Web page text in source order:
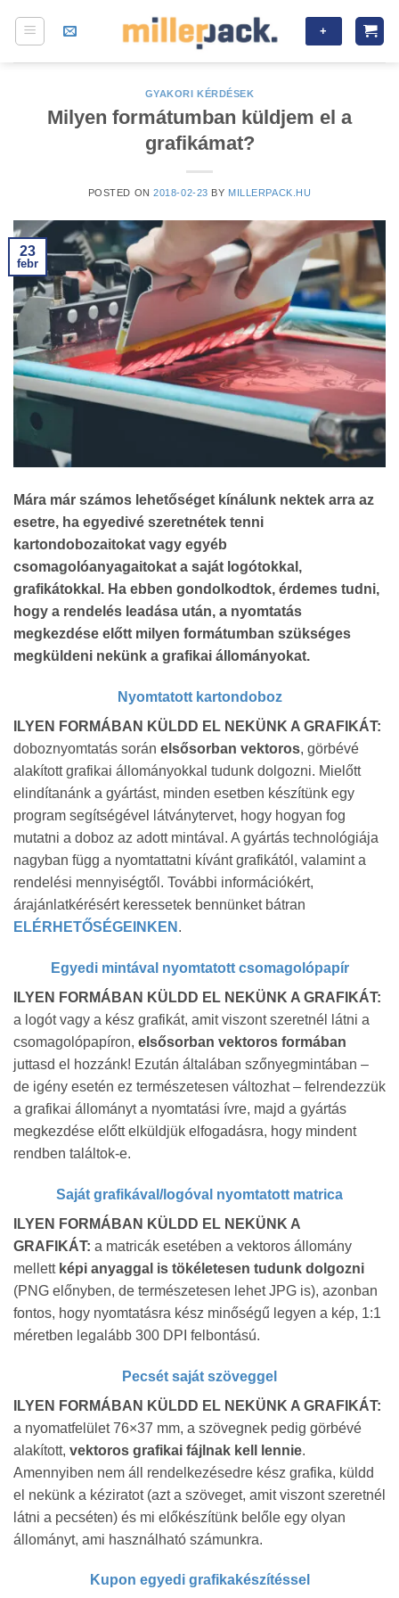
+
GYAKORI KÉRDÉSEK
Milyen formátumban küldjem el a
grafikámat?
POSTED ON2018-02-23 BY MILLERPACK.HU
23
febr
Mára már számos lehetőséget kínálunk nektek arra az
esetre, ha egyedivé szeretnétek tenni
kartondobozaitokat vagy egyéb
csomagolóanyagaitokat a saját logótokkal,
grafikátokkal. Ha ebben gondolkodtok, érdemes tudni,
hogy a rendelés leadása után, a nyomtatás
megkezdése előtt milyen formátumban szükséges
megküldeni nekünk a grafikai állományokat.
Nyomtatott kartondoboz
ILYEN FORMÁBAN KÜLDD EL NEKÜNK A GRAFIKÁT:
doboznyomtatás során elsősorban vektoros, görbévé
alakított grafikai állományokkal tudunk dolgozni. Mielőtt
elindítanánk a gyártást, minden esetben készítünk egy
program segítségével látványtervet, hogy hogyan fog
mutatni a doboz az adott mintával. A gyártás technológiája
nagyban függ a nyomtattatni kívánt grafikától, valamint a
rendelési mennyiségtől. További információkért,
árajánlatkérésért keressetek bennünket bátran
ELÉRHETŐSÉGEINKEN .
Egyedi mintával nyomtatott csomagolópapír
ILYEN FORMÁBAN KÜLDD EL NEKÜNK A GRAFIKÁT:
a logót vagy a kész grafikát, amit viszont szeretnél látni a
csomagolópapíron, elsősorban vektoros formában
juttasd el hozzánk! Ezután általában szőnyegmintában –
de igény esetén ez természetesen változhat – felrendezzük
a grafikai állományt a nyomtatási ívre, majd a gyártás
megkezdése előtt elküldjük elfogadásra, hogy mindent
rendben találtok-e.
Saját grafikával/logóval nyomtatott matrica
ILYEN FORMÁBAN KÜLDD EL NEKÜNK A
GRAFIKÁT: a matricák esetében a vektoros állomány
mellett képi anyaggal is tökéletesen tudunk dolgozni
(PNG előnyben, de természetesen lehet JPG is), azonban
fontos, hogy nyomtatásra kész minőségű legyen a kép, 1:1
méretben legalább 300 DPI felbontású.
Pecsét saját szöveggel
ILYEN FORMÁBAN KÜLDD EL NEKÜNK A GRAFIKÁT:
a nyomatfelület 76×37 mm, a szövegnek pedig görbévé
alakított, vektoros grafikai fájlnak kell lennie.
Amennyiben nem áll rendelkezésedre kész grafika, küldd
el nekünk a kéziratot (azt a szöveget, amit viszont szeretnél
látni a pecséten) és mi előkészítünk belőle egy olyan
állományt, ami használható számunkra.
Kupon egyedi grafikakészítéssel